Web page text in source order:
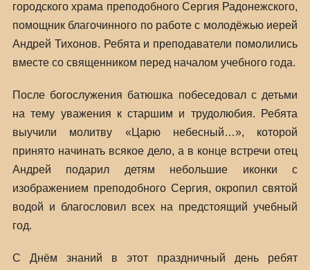
городского храма преподобного Сергия Радонежского,
помощник благочинного по работе с молодёжью иерей
Андрей Тихонов. Ребята и преподаватели помолились
вместе со священником перед началом учебного года.
После богослужения батюшка побеседовал с детьми
на тему уважения к старшим и трудолюбия. Ребята
выучили молитву «Царю небесный…», которой
принято начинать всякое дело, а в конце встречи отец
Андрей подарил детям небольшие иконки с
изображением преподобного Сергия, окропил святой
водой и благословил всех на предстоящий учебный
год.
С Днём знаний в этот праздничный день ребят